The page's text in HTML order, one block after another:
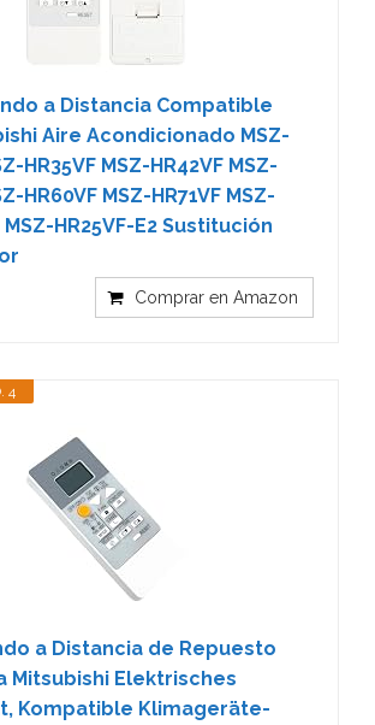
a Distancia Compatible
Aire Acondicionado MSZ-
HR35VF MSZ-HR42VF MSZ-
HR60VF MSZ-HR71VF MSZ-
MSZ-HR25VF-E2 Sustitución
Comprar en Amazon
4
a Distancia de Repuesto
Mitsubishi Elektrisches
Kompatible Klimageräte-